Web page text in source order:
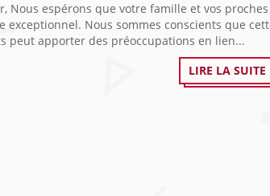
Nous espérons que votre famille et vos proches
exceptionnel. Nous sommes conscients que
peut apporter des préoccupations en lien...
LIRE LA SUITE